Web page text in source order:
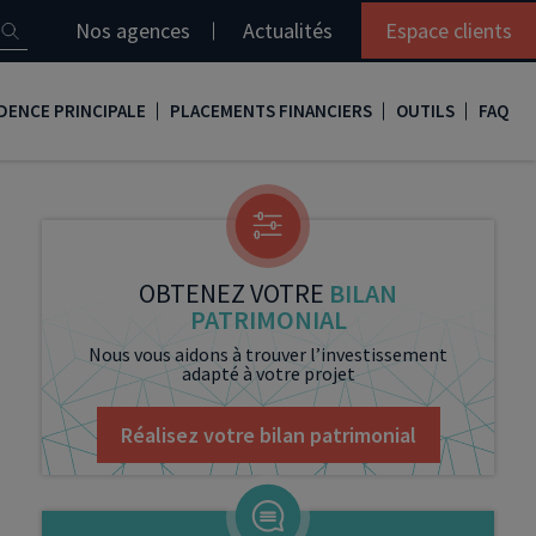
Nos agences Actualités Espace clients
PRINCIPALE
son crédit immobilier
PLACEMENTS FINANCIERS
PEA
Loi Madelin
SCPI
OUTILS
Simulation loi Denormandie
Comment réaliser son bilan patrimonial ?
Le guide de la loi Denormandie 2026
Simulation prêt immobilier
Nos vidéos
Nos Podcasts
FAQ
OBTENEZ VOTRE BILAN
PATRIMONIAL
Nous vous aidons à trouver l’investissement
adapté à votre projet
Réalisez votre bilan patrimonial